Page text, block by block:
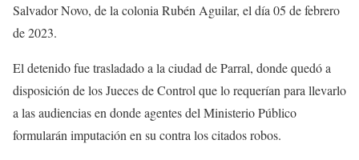
Salvador Novo, de la colonia Rubén Aguilar, el día 05 de febrero
de 2023.
El detenido fue trasladado a la ciudad de Parral, donde quedó a
disposición de los Jueces de Control que lo requerían para llevarlo
a las audiencias en donde agentes del Ministerio Público
formularán imputación en su contra los citados robos.